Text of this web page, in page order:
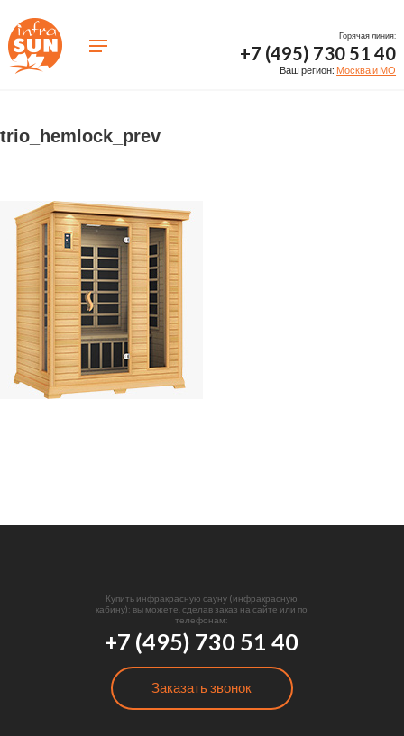
Горячая линия:
+7 (495) 730 51 40
Ваш регион: Москва и МО
trio_hemlock_prev
Купить инфракрасную сауну (инфракрасную
кабину): вы можете, сделав заказ на сайте или по
телефонам:
+7 (495) 730 51 40
Заказать звонок